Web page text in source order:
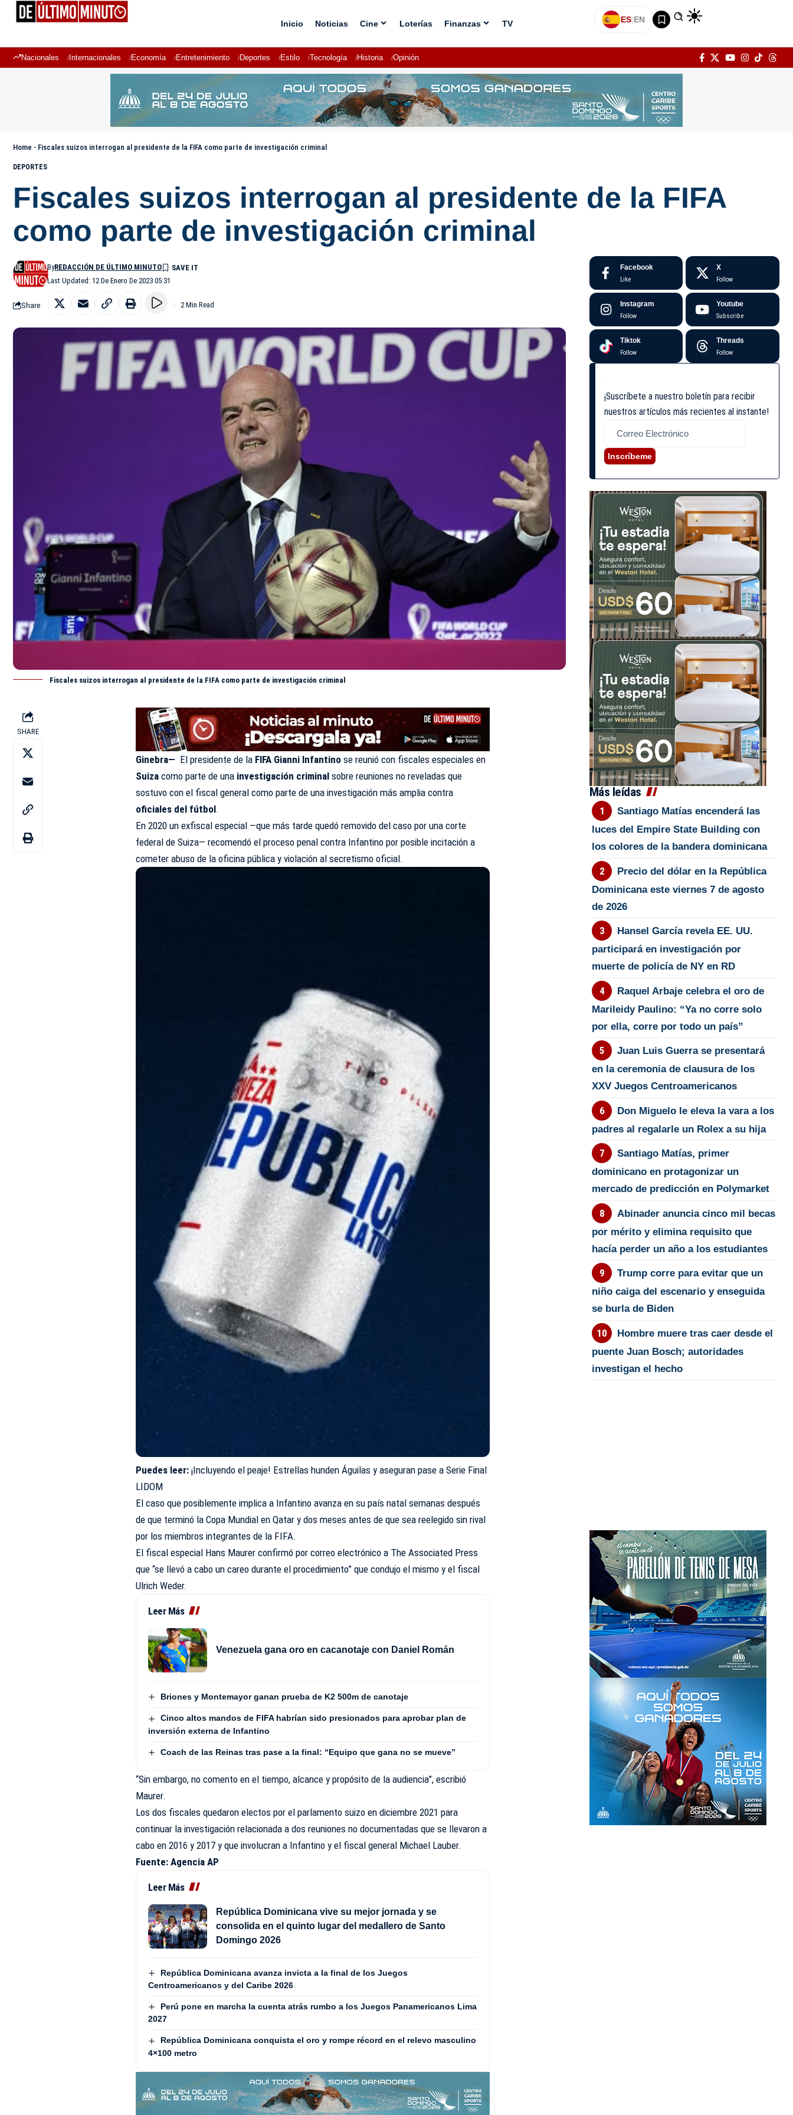
Inicio Noticias Cine Loterías Finanzas TV ES|EN
Nacionales Internacionales Economía Entretenimiento Deportes Estilo Tecnología Historia Opinión
Home - Fiscales suizos interrogan al presidente de la FIFA como parte de investigación criminal
DEPORTES
Fiscales suizos interrogan al presidente de la FIFA
como parte de investigación criminal
Last Updated: 12 De Enero De 2023 05:31
ByREDACCIÓN DE ÚLTIMO MINUTO
Share 2 Min Read
Fiscales suizos interrogan al presidente de la FIFA como parte de investigación criminal
SHARE
Ginebra— El presidente de la FIFA Gianni Infantino se reunió con fiscales especiales en
Suizacomo parte de una investigación criminalsobre reuniones no reveladas que
sostuvo con el fiscal general como parte de una investigación más amplia contra
oficiales del fútbol.
En 2020 un exfiscal especial —que más tarde quedó removido del caso por una corte
federal de Suiza— recomendó el proceso penal contra Infantino por posible incitación a
cometer abuso de la oficina pública y violación al secretismo oficial.
Puedes leer: ¡Incluyendo el peaje! Estrellas hunden Águilas y aseguran pase a Serie Final
LIDOM
El caso que posiblemente implica a Infantino avanza en su país natal semanas después
de que terminó la Copa Mundial en Qatar y dos meses antes de que sea reelegido sin rival
por los miembros integrantes de la FIFA.
El fiscal especial Hans Maurer confirmó por correo electrónico a The Associated Press
que “se llevó a cabo un careo durante el procedimiento” que condujo elmismo y el fiscal
Ulrich Weder.
Leer Más
Venezuela gana oro en cacanotaje con Daniel Román
Briones y Montemayor ganan prueba de K2 500m de canotaje
Cinco altos mandos de FIFA habrían sido presionados para aprobar plan de
inversión externa de Infantino
Coach de las Reinas tras pase a la final: “Equipo que gana no se mueve”
“Sin embargo, no comento en el tiempo, alcance y propósito de la audiencia”, escribió
Maurer.
Los dos fiscales quedaron electos por el parlamento suizo en diciembre 2021 para
continuar la investigación relacionada a dos reuniones no documentadas que se llevaron a
cabo en 2016 y 2017 y que involucran a Infantino y el fiscal general Michael Lauber.
Fuente: Agencia AP
Leer Más
República Dominicana vive su mejor jornada y se
consolida en el quinto lugar del medallero de Santo
Domingo 2026
República Dominicana avanza invicta a la final de los Juegos
Centroamericanos y del Caribe 2026
Perú pone en marcha la cuenta atrás rumbo a los Juegos Panamericanos Lima
2027
República Dominicana conquista el oro y rompe récord en el relevo masculino
4×100 metro
Facebook
Like
X
Follow
Instagram
Follow
Youtube
Subscribe
Tiktok
Follow
Threads
Follow
¡Suscríbete a nuestro boletín para recibir
nuestros artículos más recientes al instante!
Inscríbeme
Más leídas
Santiago Matías encenderá las
luces del Empire State Building con
los colores de la bandera dominicana
Precio del dólar en la República
Dominicana este viernes 7 de agosto
de 2026
Hansel García revela EE. UU.
participará en investigación por
muerte de policía de NY en RD
Raquel Arbaje celebra el oro de
Marileidy Paulino: “Ya no corre solo
por ella, corre por todo un país”
Juan Luis Guerra se presentará
en la ceremonia de clausura de los
XXV Juegos Centroamericanos
Don Miguelo le eleva la vara a los
padres al regalarle un Rolex a su hija
Santiago Matías, primer
dominicano en protagonizar un
mercado de predicción en Polymarket
Abinader anuncia cinco mil becas
por mérito y elimina requisito que
hacía perder un año a los estudiantes
Trump corre para evitar que un
niño caiga del escenario y enseguida
se burla de Biden
Hombre muere tras caer desde el
puente Juan Bosch; autoridades
investigan el hecho